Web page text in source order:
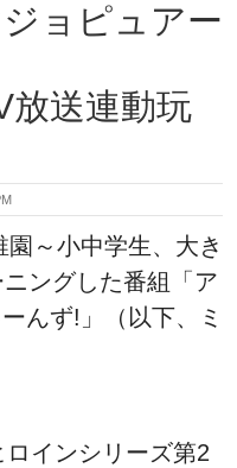
ョピュアー
放送連動玩
～小中学生、大き
ングした番組「ア
んず!」（以下、ミ
インシリーズ第2